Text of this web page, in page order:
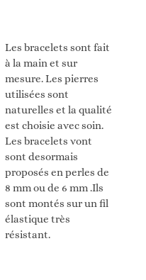
Les bracelets sont fait
à la main et sur
mesure. Les pierres
utilisées sont
naturelles et la qualité
est choisie avec soin.
Les bracelets vont
sont desormais
proposés en perles de
8 mm ou de 6 mm .Ils
sont montés sur un fil
élastique très
résistant.